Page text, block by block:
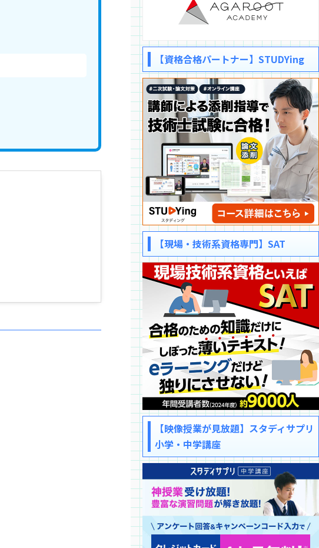
【資格合格パートナー】STUDYing
【現場・技術系資格専門】SAT
【映像授業が見放題】スタディサプリ
小学・中学講座